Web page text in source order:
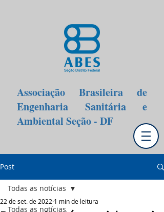
Associação Brasileira de
Engenharia Sanitária e
Ambiental Seção - DF
Post
Todas as notícias
Todas as notícias
22 de set. de 2022 1 min de leitura